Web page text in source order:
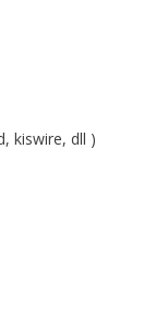
kiswire, dll )